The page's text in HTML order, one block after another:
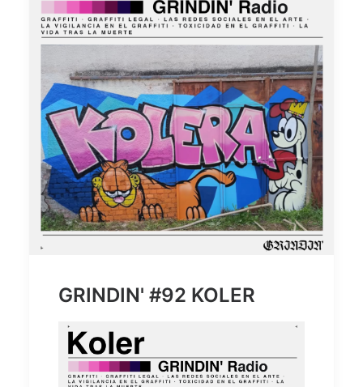
GRINDIN' #92 KOLER